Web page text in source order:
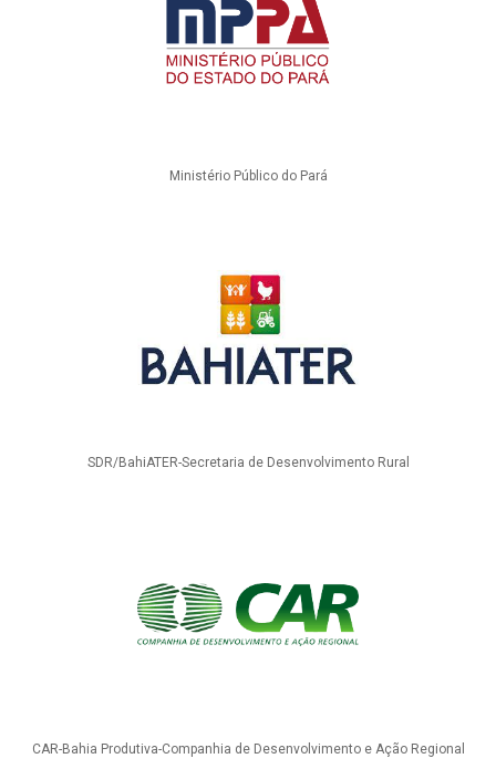
Ministério Público do Pará
SDR/BahiATER-Secretaria de Desenvolvimento Rural
CAR-Bahia Produtiva-Companhia de Desenvolvimento e Ação Regional